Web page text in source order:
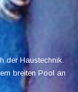
der Haustechnik.
breiten Pool an